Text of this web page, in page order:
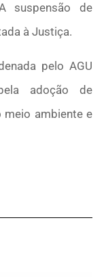
suspensão de
à Justiça.
pelo AGU
adoção de
meio ambiente e